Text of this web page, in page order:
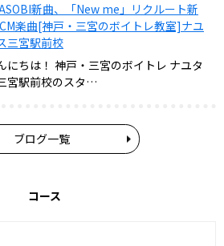
新曲、「New me」リクルート新
楽曲[神戸・三宮のボイトレ教室]ナユ
三宮駅前校
にちは！ 神戸・三宮のボイトレ ナユタ
宮駅前校のスタ…
ブログ一覧
コース